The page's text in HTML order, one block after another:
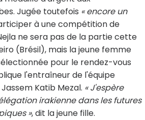
Jugée toutefois « encore un
à une compétition de
ne sera pas de la partie cette
(Brésil), mais la jeune femme
pour le rendez-vous
l'entraîneur de l'équipe
Katib Mezal. « J'espère
irakienne dans les futures
», dit la jeune fille.